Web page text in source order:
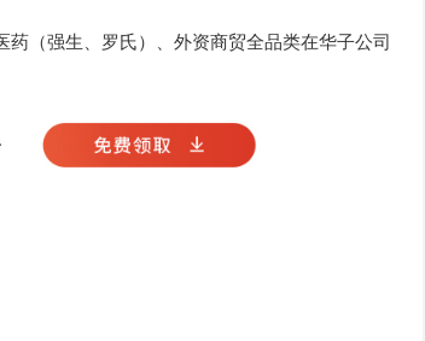
（强生、罗氏）、外资商贸全品类在华子公司